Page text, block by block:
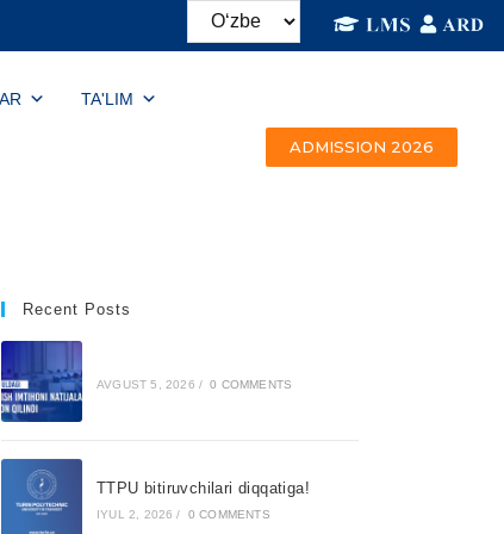
TA'LIM
ADMISSION 2026
Recent Posts
AVGUST 5, 2026 / 0 COMMENTS
TTPU bitiruvchilari diqqatiga!
IYUL 2, 2026 / 0 COMMENTS